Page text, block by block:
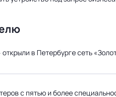
в Петербурге сеть
с пятью и более